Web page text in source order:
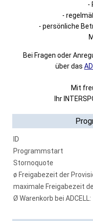
-
-
- persönliche
Bei Fragen oder
über das
Mit
Ihr
ID
Programmstart
Stornoquote
ø Freigabezeit der
maximale Freigabezeit
Ø Warenkorb bei ADCELL: